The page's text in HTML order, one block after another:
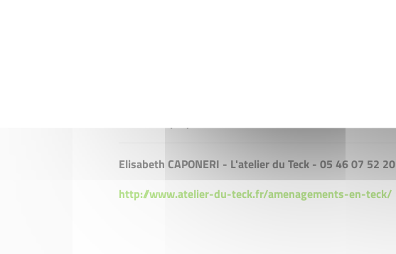
Elisabeth CAPONERI - L'atelier du Teck - 05 46 07 52 20
http://www.atelier-du-teck.fr/amenagements-en-teck/